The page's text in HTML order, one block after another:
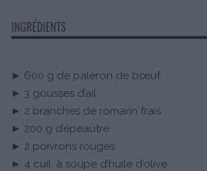
► 600 g de paleron de bœuf
► 3 gousses d’ail
► 2 branches de romarin frais
► 200 g d’épeautre
► 2 poivrons rouges
► 4 cuil. à soupe d’huile d’olive